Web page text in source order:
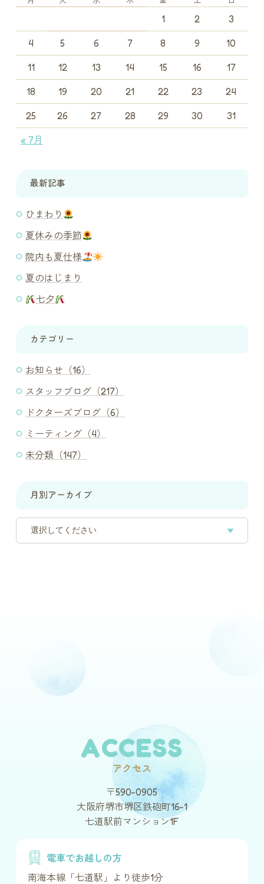
1 2 3
4 5 6 7 8 9 10
11 12 13 14 15 16 17
18 19 20 21 22 23 24
25 26 27 28 29 30 31
« 7月
最新記事
ひまわり
夏休みの季節
院内も夏仕様
夏のはじまり
七夕
カテゴリー
お知らせ（16）
スタッフブログ（217）
ドクターズブログ（6）
ミーティング（4）
未分類（147）
月別アーカイブ
ACCESS
アクセス
〒590-0905
大阪府堺市堺区鉄砲町16-1
七道駅前マンション1F
電車でお越しの方
南海本線「七道駅」より徒歩1分